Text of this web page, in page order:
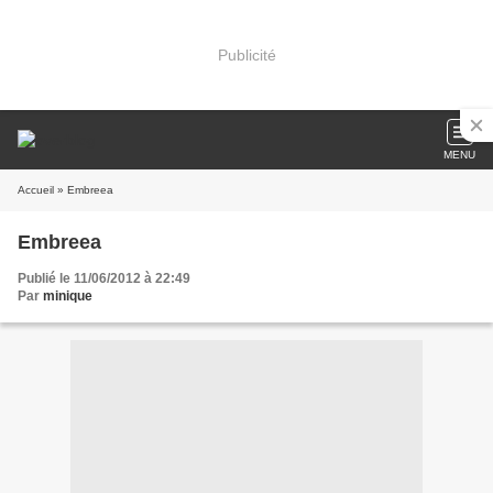
Publicité
MENU
Accueil » Embreea
Embreea
Publié le 11/06/2012 à 22:49
Par minique